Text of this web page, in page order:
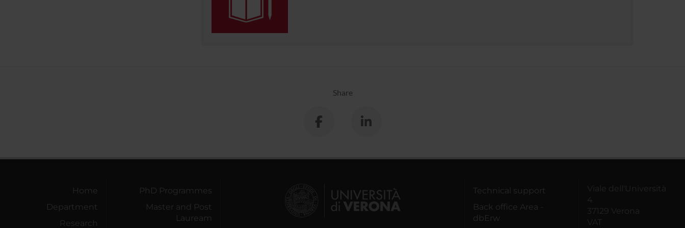
Share
Home
Department
Research
PhD Programmes
Master and Post
Lauream
Technical support
Back office Area -
dbErw
Viale dell'Università
4
37129 Verona
VAT